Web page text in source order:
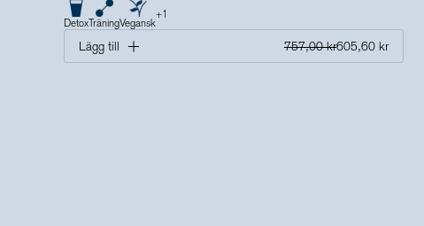
DetoxTräningVegansk
+1
Lägg till 757,00 kr605,60 kr